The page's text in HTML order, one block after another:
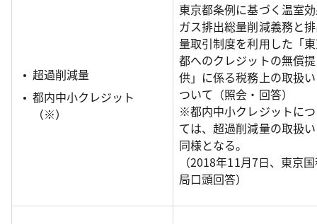
超過削減量
都内中小クレジット
（※）
東京都条例に基づく温室
ガス排出総量削減義務と
量取引制度を利用した「
都へのクレジットの無償提
供」に係る税務上の取扱
ついて（照会・回答）
※都内中小クレジットに
ては、超過削減量の取扱
同様となる。
（2018年11月7日、東京
局口頭回答）